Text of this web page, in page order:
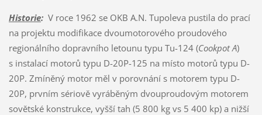
Historie:V roce 1962 se OKB A.N. Tupoleva pustila do prací
na projektu modifikace dvoumotorového proudového
regionálního dopravního letounu typu Tu-124 (Cookpot A)
s instalací motorů typu D-20P-125 na místo motorů typu D-
20P. Zmíněný motor měl v porovnání s motorem typu D-
20P, prvním sériově vyráběným dvouproudovým motorem
sovětské konstrukce, vyšší tah (5 800 kg vs 5 400 kp) a nižší